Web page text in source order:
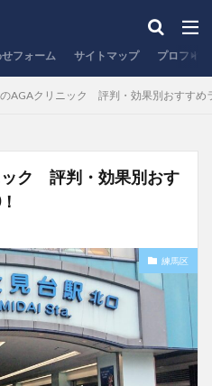
フォーム サイトマップ プロフィ
AGAクリニック 評判・効果別おすすめ
ク 評判・効果別おす
練馬区